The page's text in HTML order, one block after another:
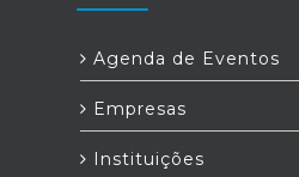
Agenda de Eventos
Empresas
Instituições